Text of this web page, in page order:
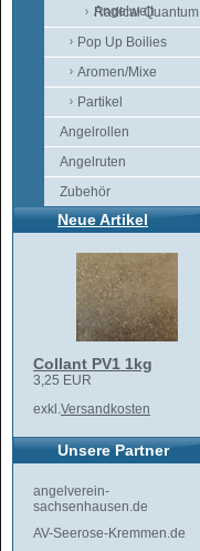
Angelwelt
Radical Quantum
Pop Up Boilies
Aromen/Mixe
Partikel
Angelrollen
Angelruten
Zubehör
Neue Artikel
Collant PV1 1kg
3,25 EUR
exkl.Versandkosten
Unsere Partner
angelverein-
sachsenhausen.de
AV-Seerose-Kremmen.de